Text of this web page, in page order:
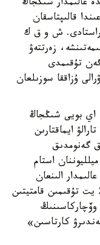
عالىمدار شىڭجاڭ
قالىپتاسقان
راستادى. ش و ق ك
زەرتتەۋ
تۇقىمدى
ۇزاققا سوزىلعان
اي بويى شىڭجاڭ
ايماقتارىن
گەنومدىق
سەكۆەنيرلەۋ جۇرگىزدى. ناتيجەسىندە 25 ميلليوننان استام
الىنعان
اۋقىمدى دەرەكتەردى جەر بەتىندەگى 260 يت تۇقىمىن قامتيتىن
كارتاسىن»